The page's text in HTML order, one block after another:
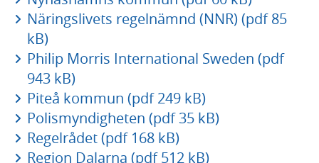
Näringslivets regelnämnd (NNR) (pdf 85
kB)
Philip Morris International Sweden (pdf
943 kB)
Piteå kommun (pdf 249 kB)
Polismyndigheten (pdf 35 kB)
Regelrådet (pdf 168 kB)
Region Dalarna (pdf 512 kB)